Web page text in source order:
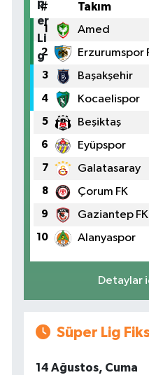
# Takım
1 Amed
2 Erzurumspor
3 Başakşehir
4 Kocaelispor
5 Beşiktaş
6 Eyüpspor
7 Galatasaray
8 Çorum FK
9 Gaziantep FK
10 Alanyaspor
Detaylar
Süper Lig
14 Ağustos, Cuma